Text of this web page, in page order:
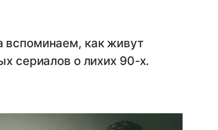
как живут
сериалов о лихих 90-х.